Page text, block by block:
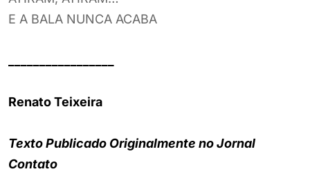
E A BALA NUNCA ACABA
Renato Teixeira
Texto Publicado Originalmente no Jornal
Contato